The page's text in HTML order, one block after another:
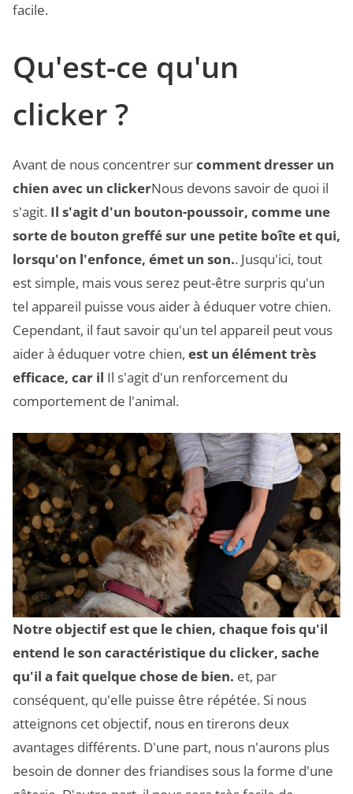
facile.
Qu'est-ce qu'un
clicker ?
Avant de nous concentrer surcomment dresser un
chien avec un clickerNous devons savoir de quoi il
s'agit. Il s'agit d'un bouton-poussoir, comme une
sorte de bouton greffé sur une petite boîte et qui,
lorsqu'on l'enfonce, émet un son.. Jusqu'ici, tout
est simple, mais vous serez peut-être surpris qu'un
tel appareil puisse vous aider à éduquer votre chien.
Cependant, il faut savoir qu'un tel appareil peut vous
aider à éduquer votre chien, est un élément très
efficace, car il Il s'agit d'un renforcement du
comportement de l'animal.
Notre objectif est que le chien, chaque fois qu'il
entend le son caractéristique du clicker, sache
qu'il a fait quelque chose de bien. et, par
conséquent, qu'elle puisse être répétée. Si nous
atteignons cet objectif, nous en tirerons deux
avantages différents. D'une part, nous n'aurons plus
besoin de donner des friandises sous la forme d'une